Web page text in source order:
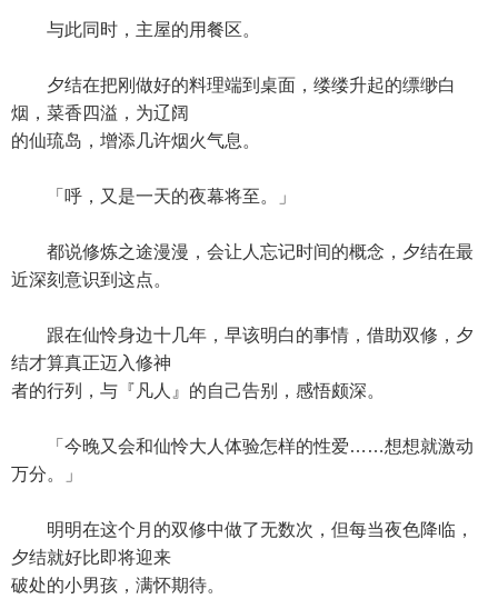
与此同时，主屋的用餐区。
夕结在把刚做好的料理端到桌面，缕缕升起的缥缈白
烟，菜香四溢，为辽阔
的仙琉岛，增添几许烟火气息。
「呼，又是一天的夜幕将至。」
都说修炼之途漫漫，会让人忘记时间的概念，夕结在最
近深刻意识到这点。
跟在仙怜身边十几年，早该明白的事情，借助双修，夕
结才算真正迈入修神
者的行列，与『凡人』的自己告别，感悟颇深。
「今晚又会和仙怜大人体验怎样的性爱……想想就激动
万分。」
明明在这个月的双修中做了无数次，但每当夜色降临，
夕结就好比即将迎来
破处的小男孩，满怀期待。